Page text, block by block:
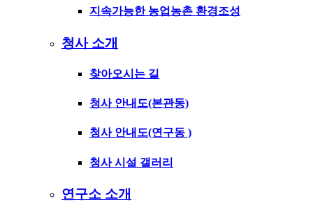
지속가능한 농업농촌 환경조성
청사 소개
찾아오시는 길
청사 안내도(본관동)
청사 안내도(연구동 )
청사 시설 갤러리
연구소 소개